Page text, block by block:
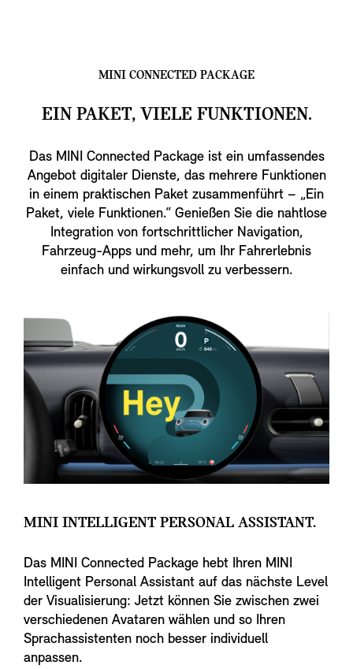
MINI CONNECTED PACKAGE
EIN PAKET, VIELE FUNKTIONEN.
Das MINI Connected Package ist ein umfassendes
Angebot digitaler Dienste, das mehrere Funktionen
in einem praktischen Paket zusammenführt – „Ein
Paket, viele Funktionen.“ Genießen Sie die nahtlose
Integration von fortschrittlicher Navigation,
Fahrzeug-Apps und mehr, um Ihr Fahrerlebnis
einfach und wirkungsvoll zu verbessern.
MINI INTELLIGENT PERSONAL ASSISTANT.
Das MINI Connected Package hebt Ihren MINI
Intelligent Personal Assistant auf das nächste Level
der Visualisierung: Jetzt können Sie zwischen zwei
verschiedenen Avataren wählen und so Ihren
Sprachassistenten noch besser individuell
anpassen.